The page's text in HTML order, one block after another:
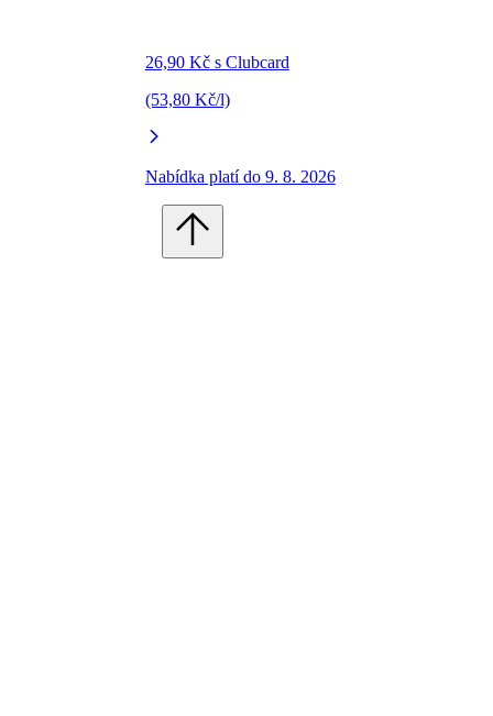
26,90 Kč s Clubcard
(53,80 Kč/l)
Nabídka platí do 9. 8. 2026